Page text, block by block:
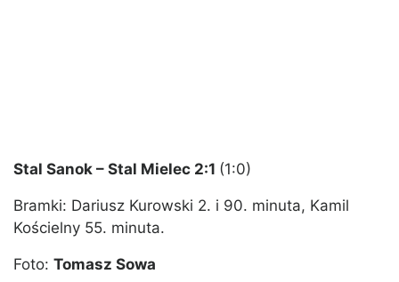
Stal Sanok – Stal Mielec 2:1 (1:0)
Bramki: Dariusz Kurowski 2. i 90. minuta, Kamil
Kościelny 55. minuta.
Foto: Tomasz Sowa